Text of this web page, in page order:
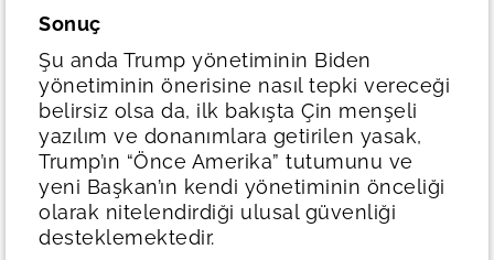
Sonuç
Şu anda Trump yönetiminin Biden
yönetiminin önerisine nasıl tepki vereceği
belirsiz olsa da, ilk bakışta Çin menşeli
yazılım ve donanımlara getirilen yasak,
Trump’ın “Önce Amerika” tutumunu ve
yeni Başkan’ın kendi yönetiminin önceliği
olarak nitelendirdiği ulusal güvenliği
desteklemektedir.